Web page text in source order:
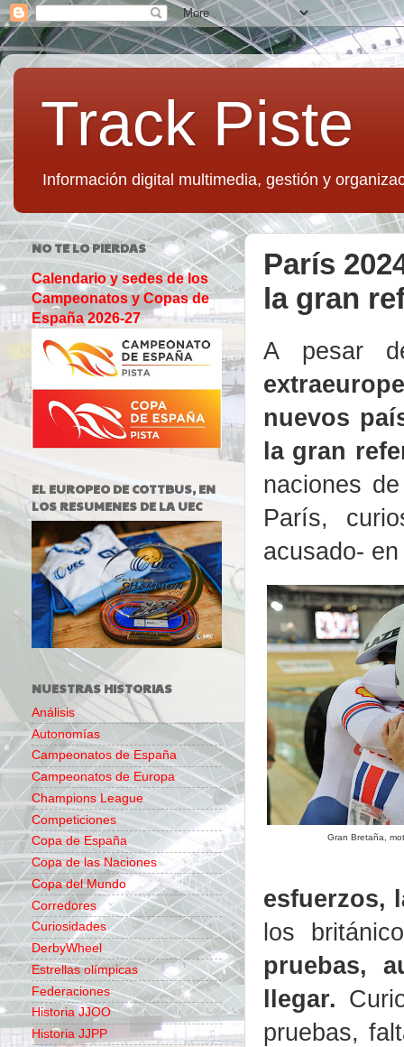
Track Piste
Información digital multimedia, gestión y
París
la gran
A pesar
nuevos
la gran
naciones
París,
acusado-
Gran Bretaña,
esfuerzos,
los
pruebas,
llegar.
pruebas,
NO TE LO PIERDAS
Calendario y sedes de los
Campeonatos y Copas de
España 2026-27
EL EUROPEO DE COTTBUS, EN
LOS RESUMENES DE LA UEC
NUESTRAS HISTORIAS
Análisis
Autonomías
Campeonatos de España
Campeonatos de Europa
Champions League
Competiciones
Copa de España
Copa de las Naciones
Copa del Mundo
Corredores
Curiosidades
DerbyWheel
Estrellas olímpicas
Federaciones
Historia JJOO
Historia JJPP